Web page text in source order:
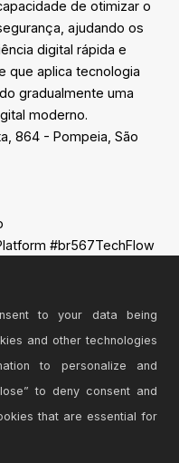
de otimizar o
ajudando os
digital rápida e
que aplica tecnologia
gradualmente uma
moderno.
864 - Pompeia, São
#br567TechFlow
to your data being
and other technologies
to personalize and
to deny consent and
that are essential for